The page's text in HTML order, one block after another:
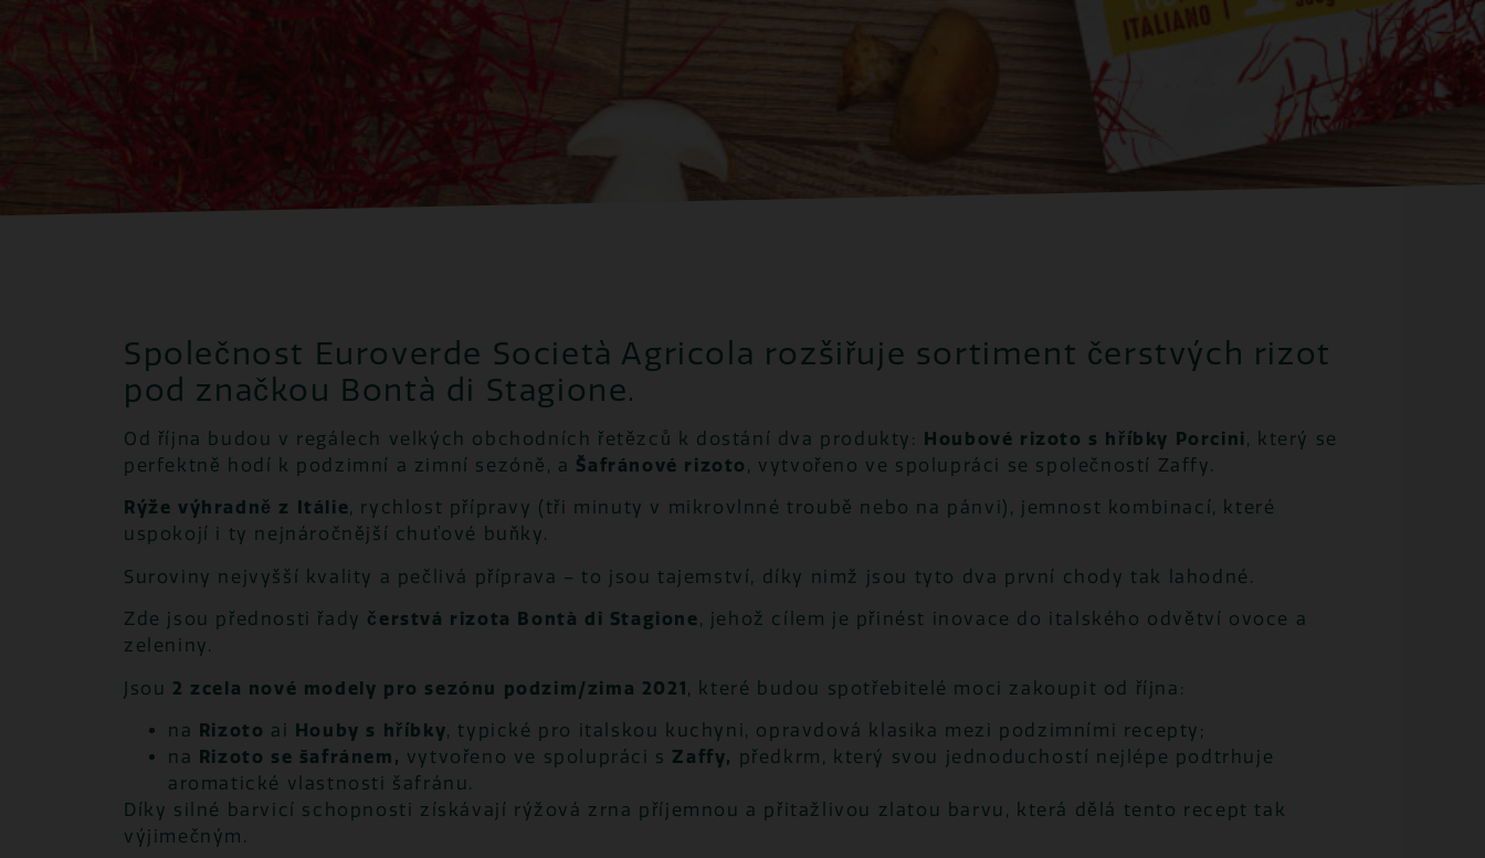
Společnost Euroverde Società Agricola rozšiřuje sortiment čerstvých rizot
pod značkou Bontà di Stagione.
Od října budou v regálech velkých obchodních řetězců k dostání dva produkty: Houbové rizoto s hříbky Porcini , který se
perfektně hodí k podzimní a zimní sezóně, a Šafránové rizoto , vytvořeno ve spolupráci se společností Zaffy.
Rýže výhradně z Itálie, rychlost přípravy (tři minuty v mikrovlnné troubě nebo na pánvi), jemnost kombinací, které
uspokojí i ty nejnáročnější chuťové buňky.
Suroviny nejvyšší kvality a pečlivá příprava – to jsou tajemství, díky nimž jsou tyto dva první chody tak lahodné.
Zde jsou přednosti řady čerstvá rizota Bontà di Stagione, jehož cílem je přinést inovace do italského odvětví ovoce a
zeleniny.
Jsou 2 zcela nové modely pro sezónu podzim/zima 2021, které budou spotřebitelé moci zakoupit od října:
na Rizoto ai Houby s hříbky, typické pro italskou kuchyni, opravdová klasika mezi podzimními recepty;
na Rizoto se šafránem, vytvořeno ve spolupráci s Zaffy, předkrm, který svou jednoduchostí nejlépe podtrhuje
aromatické vlastnosti šafránu.
Díky silné barvicí schopnosti získávají rýžová zrna příjemnou a přitažlivou zlatou barvu, která dělá tento recept tak
výjimečným.